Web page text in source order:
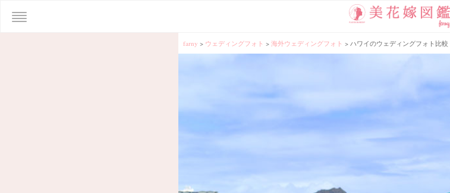
farny > ウェディングフォト > 海外ウェディングフォト > ハワイのウェディングフォト比較